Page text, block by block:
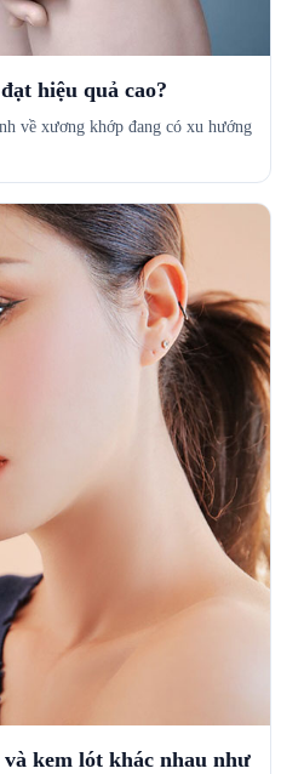
hiệu quả cao?
về xương khớp đang có xu hướng
kem lót khác nhau như